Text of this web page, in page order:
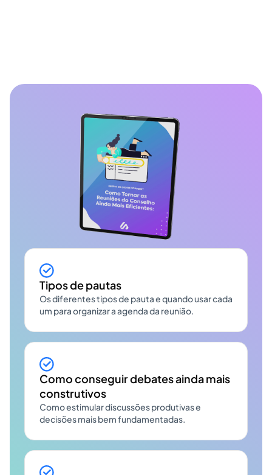
Tipos de pautas
Os diferentes tipos de pauta e quando usar cada
um para organizar a agenda da reunião.
Como conseguir debates ainda mais
construtivos
Como estimular discussões produtivas e
decisões mais bem fundamentadas.